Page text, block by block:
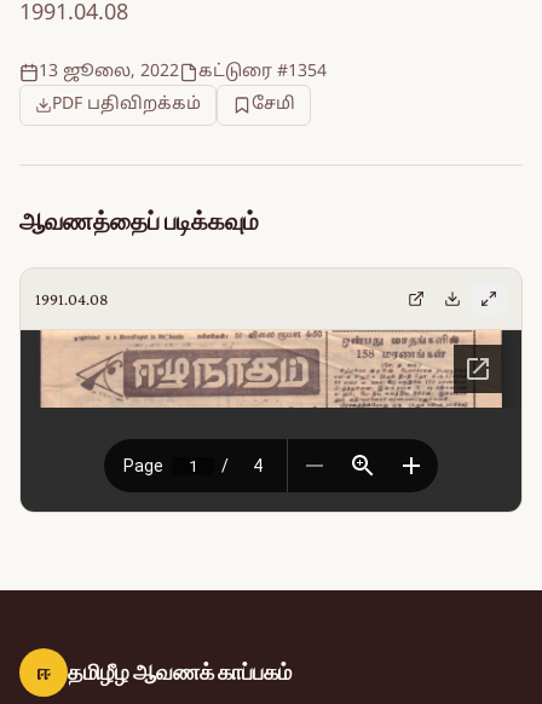
1991.04.08
13 ஜூலை, 2022
கட்டுரை #1354
PDF பதிவிறக்கம்
சேமி
ஆவணத்தைப் படிக்கவும்
1991.04.08
ஈ தமிழீழ ஆவணக் காப்பகம்